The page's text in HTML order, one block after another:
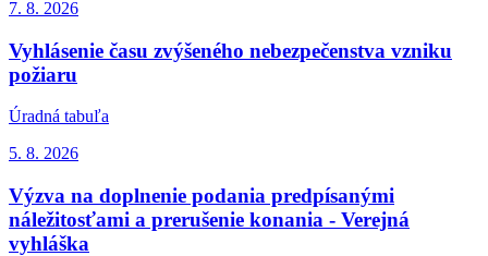
7. 8. 2026
Vyhlásenie času zvýšeného nebezpečenstva vzniku
požiaru
Úradná tabuľa
5. 8. 2026
Výzva na doplnenie podania predpísanými
náležitosťami a prerušenie konania - Verejná
vyhláška